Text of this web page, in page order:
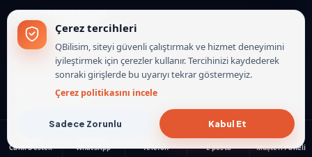
QGuard Web Shield
IRCd Hosting
Radyo Hosting
Sohbet Sistemleri
Çerez tercihleri
QBilisim, siteyi güvenli çalıştırmak ve hizmet deneyimini
iyileştirmek için çerezler kullanır. Tercihinizi kaydederek
sonraki girişlerde bu uyarıyı tekrar göstermeyiz.
Çerez politikasını incele
Sadece Zorunlu Kabul Et
Canlı Destek WhatsApp Telefon E-posta Müşteri Paneli